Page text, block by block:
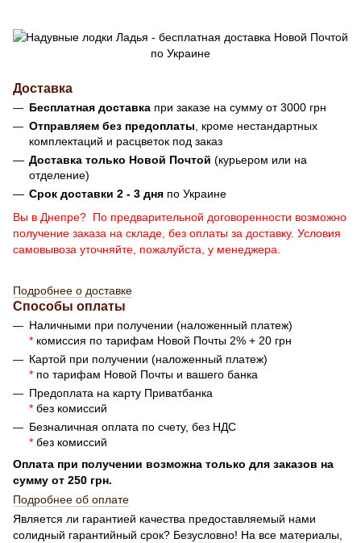
Доставка
Бесплатная доставка при заказе на сумму от 3000 грн
Отправляем без предоплаты , кроме нестандартных
комплектаций и расцветок под заказ
Доставка только Новой Почтой (курьером или на
отделение)
Срок доставки 2 - 3 дня по Украине
Вы в Днепре? По предварительной договоренности возможно
получение заказа на складе, без оплаты за доставку. Условия
самовывоза уточняйте, пожалуйста, у менеджера.
Подробнее о доставке
Способы оплаты
Наличными при получении (наложенный платеж)
* комиссия по тарифам Новой Почты 2% + 20 грн
Картой при получении (наложенный платеж)
* по тарифам Новой Почты и вашего банка
Предоплата на карту Приватбанка
* без комиссий
Безналичная оплата по счету, без НДС
* без комиссий
Оплата при получении возможна только для заказов на
сумму от 250 грн.
Подробнее об оплате
Является ли гарантией качества предоставляемый нами
солидный гарантийный срок? Безусловно! На все материалы,